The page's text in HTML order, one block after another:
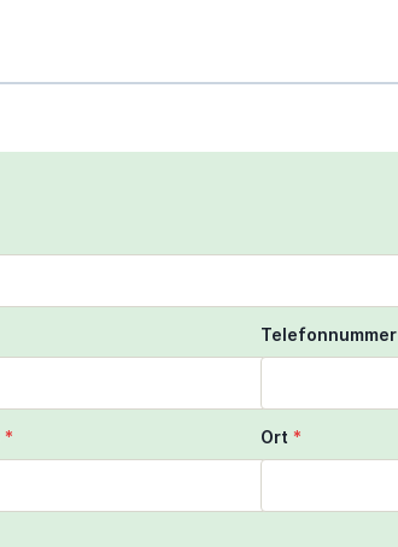
Telefonnummer
* Ort *